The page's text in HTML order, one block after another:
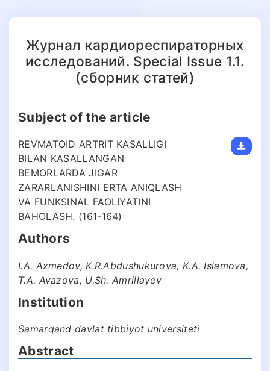
Журнал кардиореспираторных
исследований. Special Issue 1.1.
(сборник статей)
Subject of the article
REVMATOID ARTRIT KASALLIGI
BILAN KASALLANGAN
BEMORLARDA JIGAR
ZARARLANISHINI ERTA ANIQLASH
VA FUNKSINAL FAOLIYATINI
BAHOLASH. (161-164)
Authors
I.A. Axmedov, K.R.Abdushukurova, K.A. Islamova,
T.A. Avazova, U.Sh. Amrillayev
Institution
Samarqand davlat tibbiyot universiteti
Abstract